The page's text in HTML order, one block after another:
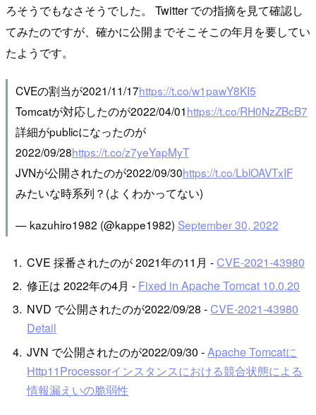
ろそうでもなさそうでした。 Twitter での指摘を見て確認し
てみたのですが、確かに公開までそこそこの年月を要してい
たようです。
CVEの割当が2021/11/17https://t.co/w1pawY8KI5
Tomcatが対応したのが2022/04/01https://t.co/RH0NzZBcB7
詳細がpublicになったのが
2022/09/28https://t.co/z7yeYapMyT
JVNが公開されたのが2022/09/30https://t.co/LblOAVTxIF
みたいな時系列？(よくわかってない)
— kazuhiro1982 (@kappe1982) September 30, 2022
CVE 採番されたのが 2021年の11月 -CVE-2021-43980
修正は 2022年の4月 - Fixed in Apache Tomcat 10.0.20
NVD で公開されたのが2022/09/28 -CVE-2021-43980
Detail
JVN で公開されたのが2022/09/30 -Apache Tomcatに
Http11Processorインスタンスにおける競合状態による
情報漏えいの脆弱性